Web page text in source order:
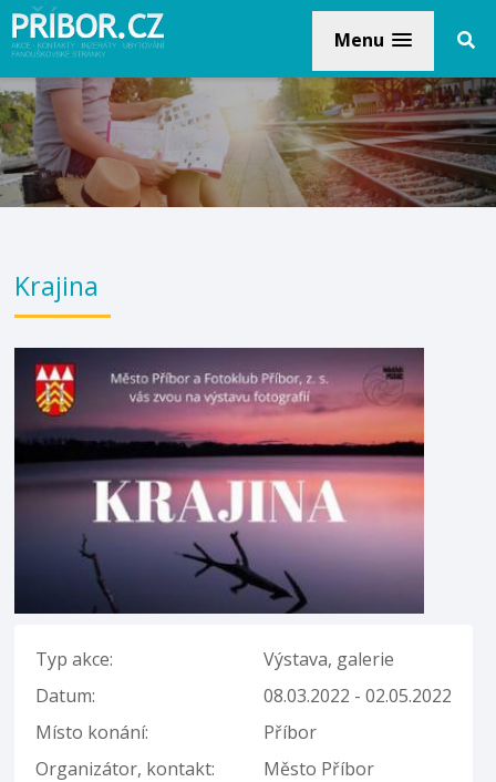
Menu
Krajina
Typ akce:
Výstava, galerie
Datum:
08.03.2022 - 02.05.2022
Místo konání:
Příbor
Organizátor, kontakt:
Město Příbor